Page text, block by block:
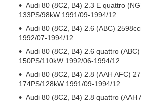
Audi 80 (8C2, B4) 2.3 E quattro
133PS/98kW 1991/09-1994/12
Audi 80 (8C2, B4) 2.6 (ABC)
1992/07-1994/12
Audi 80 (8C2, B4) 2.6 quattro
150PS/110kW 1992/06-1994/12
Audi 80 (8C2, B4) 2.8 (AAH AFC)
174PS/128kW 1991/09-1994/12
Audi 80 (8C2, B4) 2.8 quattro (AAH